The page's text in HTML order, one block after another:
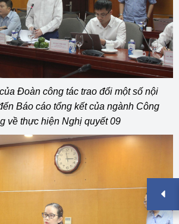
Đoàn công tác trao đổi một số nội
Báo cáo tổng kết của ngành Công
về thực hiện Nghị quyết 09